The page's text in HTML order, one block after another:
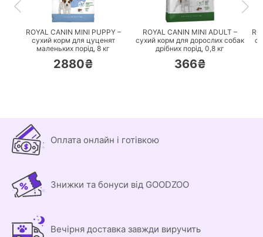
ПЕРЕЙТИ
ROYAL CANIN MINI PUPPY –
сухий корм для цуценят
маленьких порід, 8 кг
2880₴
ПЕРЕЙТИ
ROYAL CANIN MINI ADULT –
сухий корм для дорослих собак
дрібних порід, 0,8 кг
366₴
Оплата онлайн і готівкою
Знижки та бонуси від GOODZOO
Вечірня доставка завжди виручить